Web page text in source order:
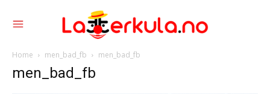
Home men_bad_fb men_bad_fb
men_bad_fb